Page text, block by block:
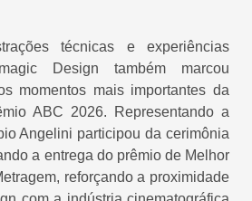
técnicas e experiências
Design também marcou
momentos mais importantes da
ABC 2026. Representando a
Angelini participou da cerimônia
a entrega do prêmio de Melhor
reforçando a proximidade